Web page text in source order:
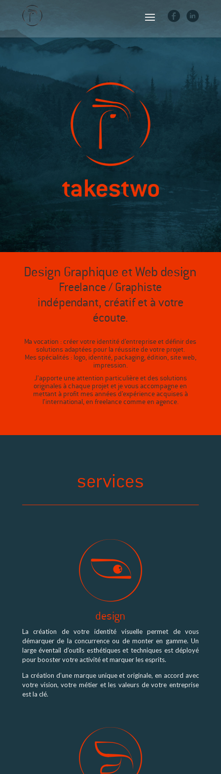
Design Graphique et Web design
Freelance / Graphiste
indépendant, créatif et à votre
écoute.
Ma vocation : créer votre identité d’entreprise et définir des
solutions adaptées pour la réussite de votre projet.
Mes spécialités : logo, identité, packaging, édition, site web,
impression.
J’apporte une attention particulière et des solutions
originales à chaque projet et je vous accompagne en
mettant à profit mes années d’expérience acquises à
l’international, en freelance comme en agence.
services
design
La création de votre identité visuelle permet de vous
démarquer de la concurrence ou de monter en gamme. Un
large éventail d’outils esthétiques et techniques est déployé
pour booster votre activité et marquer les esprits.
La création d’une marque unique et originale, en accord avec
votre vision, votre métier et les valeurs de votre entreprise
est la clé.